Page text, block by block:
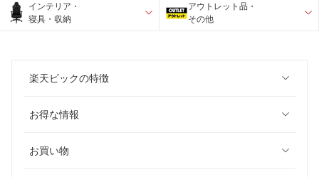
インテリア・
寝具・収納
アウトレット品・
その他
楽天ビックの特徴
お得な情報
お買い物